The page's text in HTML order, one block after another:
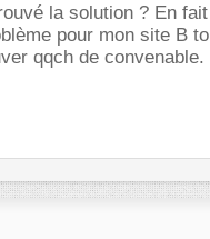
la solution ? En
pour mon site B
qqch de convenable.